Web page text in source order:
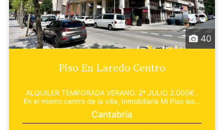
40
Piso En Laredo Centro
ALQUILER TEMPORADA VERANO. 2ª JULIO 2.000€ .
En el mismo centro de la villa, Inmobiliaria Mi Piso les...
Cantabria